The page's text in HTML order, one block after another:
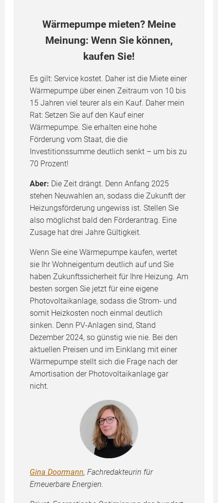
Wärmepumpe mieten? Meine
Meinung: Wenn Sie können,
kaufen Sie!
Es gilt: Service kostet. Daher ist die Miete einer
Wärmepumpe über einen Zeitraum von 10 bis
15 Jahren viel teurer als ein Kauf. Daher mein
Rat: Setzen Sie auf den Kauf einer
Wärmepumpe. Sie erhalten eine hohe
Förderung vom Staat, die die
Investitionssumme deutlich senkt – um bis zu
70 Prozent!
Aber: Die Zeit drängt. Denn Anfang 2025
stehen Neuwahlen an, sodass die Zukunft der
Heizungsförderung ungewiss ist. Stellen Sie
also möglichst bald den Förderantrag. Eine
Zusage hat drei Jahre Gültigkeit.
Wenn Sie eine Wärmepumpe kaufen, wertet
sie Ihr Wohneigentum deutlich auf und Sie
haben Zukunftssicherheit für Ihre Heizung. Am
besten sorgen Sie jetzt für eine eigene
Photovoltaikanlage, sodass die Strom- und
somit Heizkosten noch einmal deutlich
sinken. Denn PV-Anlagen sind, Stand
Dezember 2024, so günstig wie nie. Bei den
aktuellen Preisen und im Einklang mit einer
Wärmepumpe stellt sich die Frage nach der
Amortisation der Photovoltaikanlage gar
nicht.
Gina Doormann, Fachredakteurin für
Erneuerbare Energien.